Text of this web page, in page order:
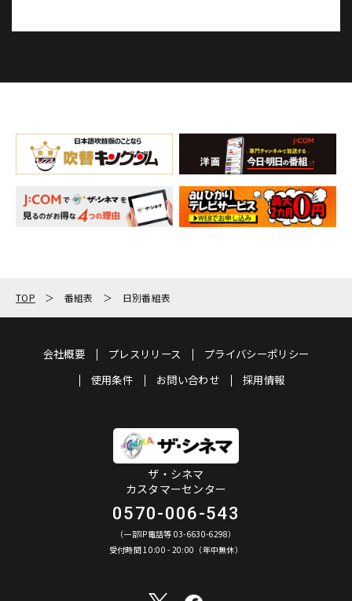
TOP 番組表 日別番組表
会社概要 プレスリリース
プライバシーポリシー
使用条件
お問い合わせ 採用情報
ザ・シネマ
カスタマーセンター
0570-006-543
（一部IP電話等 03-6630-6298）
受付時間 10:00 - 20:00（年中無休）